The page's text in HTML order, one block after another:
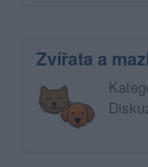
Zvířata a